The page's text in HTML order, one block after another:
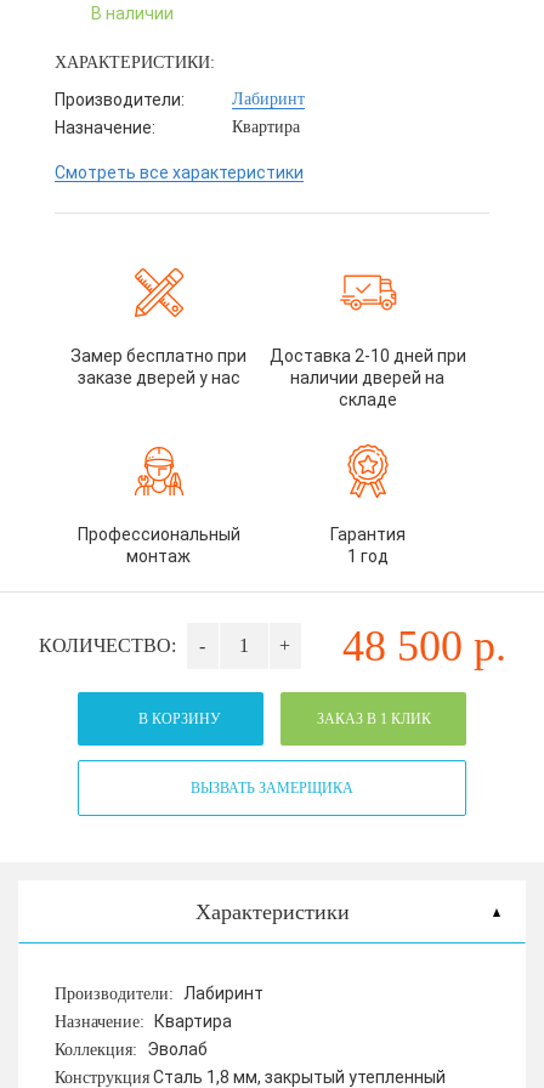
В наличии
ХАРАКТЕРИСТИКИ:
Производители: Лабиринт
Назначение: Квартира
Смотреть все характеристики
Замер бесплатно при
заказе дверей у нас
Доставка 2-10 дней при
наличии дверей на
складе
Профессиональный
монтаж
Гарантия
1 год
КОЛИЧЕСТВО: - + 48 500 р.
В КОРЗИНУ ЗАКАЗ В 1 КЛИК
ВЫЗВАТЬ ЗАМЕРЩИКА
Характеристики
Производители: Лабиринт
Назначение: Квартира
Коллекция: Эволаб
Конструкция Сталь 1,8 мм, закрытый утепленный